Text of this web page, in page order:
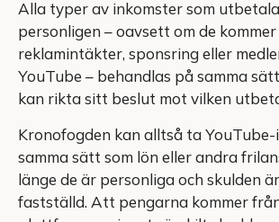
Alla typer av inkomster som
personligen – oavsett om de
reklamintäkter, sponsring eller
YouTube – behandlas på samma
kan rikta sitt beslut mot vilken
Kronofogden kan alltså ta
samma sätt som lön eller andra
länge de är personliga och skulden
fastställd. Att pengarna kommer